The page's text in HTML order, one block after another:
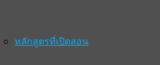
หลักสูตรที่เปิดสอน